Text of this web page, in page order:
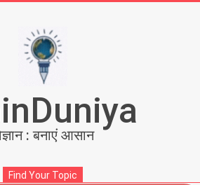
: बनाएं आसान
Find Your Topic